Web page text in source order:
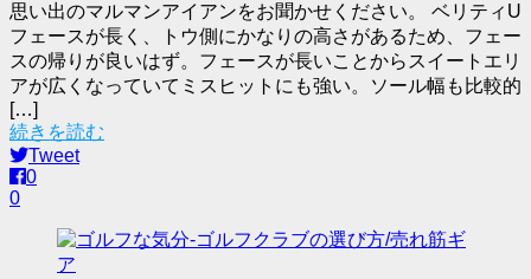
思い出のマルマンアイアンをお聞かせください。 ベリティU
フェースが長く、トウ側にかなりの高さがあるため、フェー
スの帰りが良いはず。フェースが長いことからスイートエリ
アが広くなっていてミスヒットにも強い。ソール幅も比較的
[…]
続きを読む
Tweet
0
0